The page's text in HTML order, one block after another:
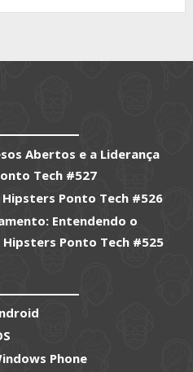
Abertos e a Liderança
Tech #527
Hipsters Ponto Tech #526
Entendendo o
Ponto Tech #525
Phone